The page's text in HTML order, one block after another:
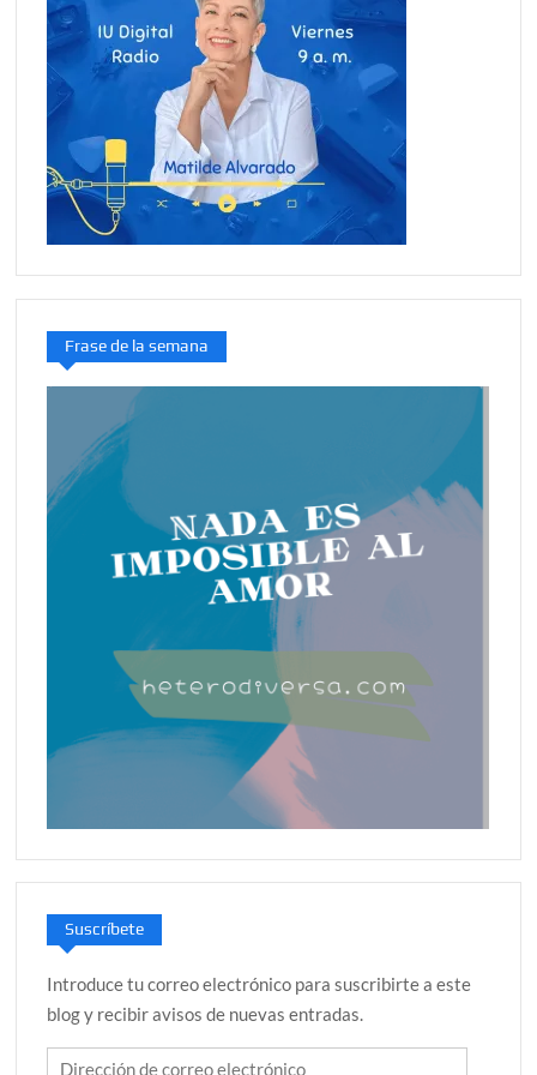
Frase de la semana
Suscríbete
Introduce tu correo electrónico para suscribirte a este
blog y recibir avisos de nuevas entradas.
Dirección